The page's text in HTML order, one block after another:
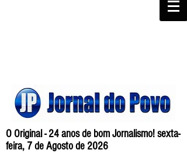
O Original - 24 anos de bom Jornalismo! sexta-
feira, 7 de Agosto de 2026